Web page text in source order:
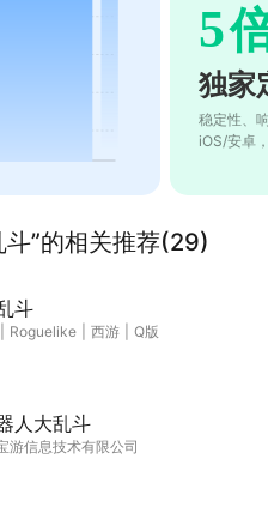
5
独家
稳定性、
iOS/安卓
”的相关推荐(29)
斗
Roguelike 西游
Q版
人大乱斗
游信息技术有限公司